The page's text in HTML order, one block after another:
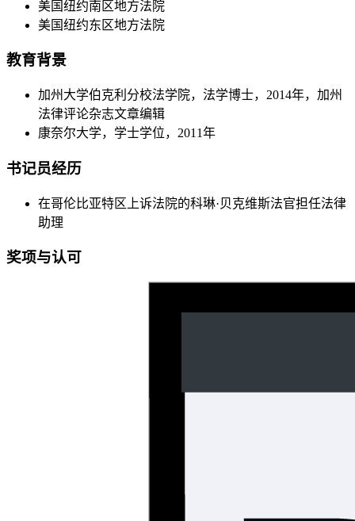
美国纽约南区地方法院
美国纽约东区地方法院
教育背景
加州大学伯克利分校法学院，法学博士，2014年，加州
法律评论杂志文章编辑
康奈尔大学，学士学位，2011年
书记员经历
在哥伦比亚特区上诉法院的科琳·贝克维斯法官担任法律
助理
奖项与认可